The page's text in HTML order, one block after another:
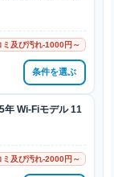
及び汚れ-1000円～
条件を選ぶ
Wi-Fiモデル 11
及び汚れ-2000円～